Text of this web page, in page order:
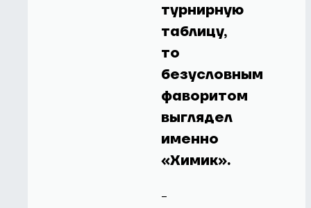
турнирную
таблицу,
то
безусловным
фаворитом
выглядел
именно
«Химик».
-